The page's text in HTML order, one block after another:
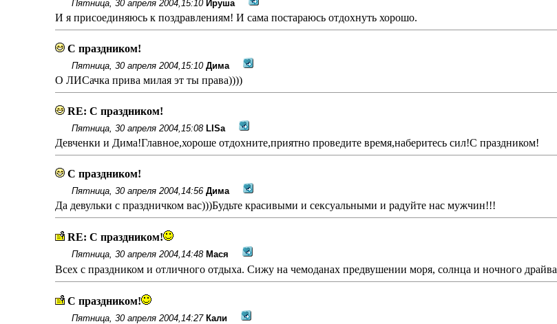
Пятница, 30 апреля 2004,15:10 Ируша
И я присоединяюсь к поздравлениям! И сама постараюсь отдохнуть хорошо.
С праздником!
Пятница, 30 апреля 2004,15:10 Дима
О ЛИСачка прива милая эт ты права))))
RE: С праздником!
Пятница, 30 апреля 2004,15:08 LISa
Девченки и Дима!Главное,хороше отдохните,приятно проведите время,наберитесь сил!С праздником!
С праздником!
Пятница, 30 апреля 2004,14:56 Дима
Да девульки с праздничком вас)))Будьте красивыми и сексуальными и радуйте нас мужчин!!!
RE: С праздником!
Пятница, 30 апреля 2004,14:48 Мася
Всех с праздником и отличного отдыха. Сижу на чемоданах предвушении моря, солнца и ночного драйва
С праздником!
Пятница, 30 апреля 2004,14:27 Кали